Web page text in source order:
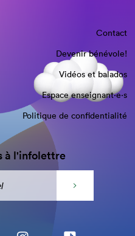
Contact
Devenir bénévole!
Vidéos et balados
Espace enseignant·e⋅s
Politique de confidentialité
à l'infolettre